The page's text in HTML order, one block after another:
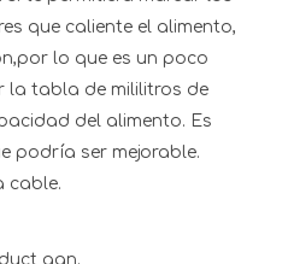
que caliente el alimento,
lo que es un poco
la tabla de mililitros de
del alimento. Es
podría ser mejorable.
cable.
aan.